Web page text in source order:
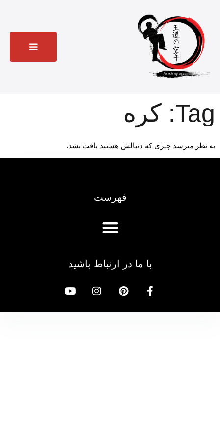
Tag: کره
به نظر میرسد چیزی که دنبالش هستید یافت نشد.
فهرست
با ما در ارتباط باشید